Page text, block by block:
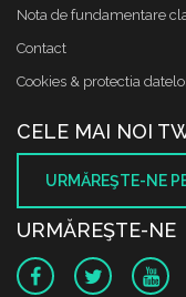
Nota de fundamentare
Contact
Cookies & protectia
CELE MAI NOI
URMĂREŞTE-NE
URMĂREŞTE-NE